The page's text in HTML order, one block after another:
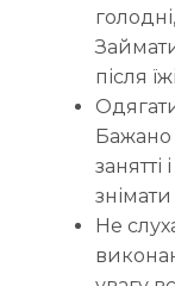
після
Бажано
занятті
Не